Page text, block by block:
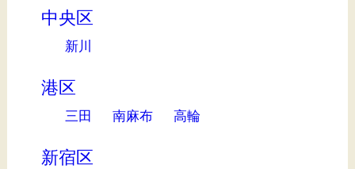
中央区
新川
港区
三田 南麻布 高輪
新宿区